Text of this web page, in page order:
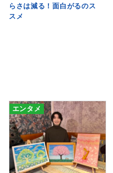
らさは減る！面白がるのス
スメ
エンタメ